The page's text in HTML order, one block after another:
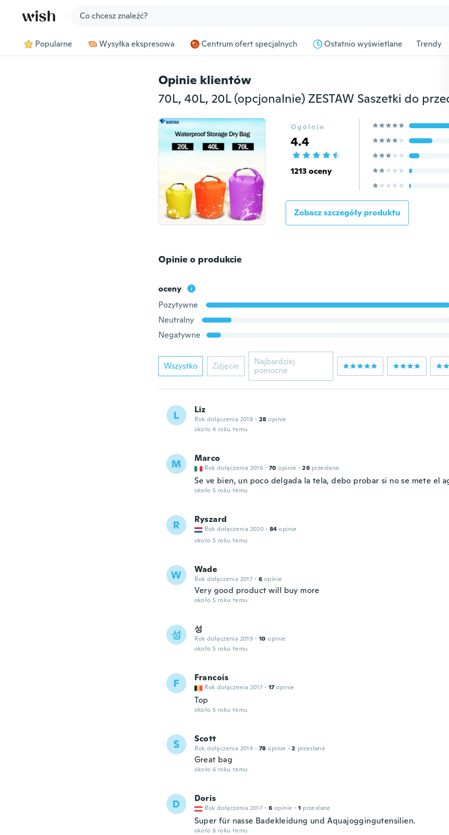
Popularne Wysyłka ekspresowa Centrum ofert specjalnych Ostatnio wyświetlane Trendy
Opinie klientów
Ogólnie
4.4
1213 oceny
Zobacz szczegóły produktu
Opinie o produkcie
oceny
Pozytywne
Neutralny
Negatywne
Wszystko Zdjęcie
Najbardziej
pomocne
L Liz
Rok dołączenia 2018 · 28 opinie
około 4 roku temu
M Marco
Rok dołączenia 2016 · 70 opinie · 26 przesłane
Se ve bien, un poco delgada la tela, debo probar si no se mete el
około 5 roku temu
R Ryszard
Rok dołączenia 2020 · 84 opinie
około 5 roku temu
W Wade
Rok dołączenia 2017 · 6 opinie
Very good product will buy more
około 5 roku temu
성 성
Rok dołączenia 2019 · 10 opinie
około 5 roku temu
F Francois
Rok dołączenia 2017 · 17 opinie
Top
około 5 roku temu
S Scott
Rok dołączenia 2014 · 78 opinie · 2 przesłane
Great bag
około 6 roku temu
D Doris
Rok dołączenia 2017 · 6 opinie · 1 przesłane
Super für nasse Badekleidung und Aquajoggingutensilien.
około 6 roku temu